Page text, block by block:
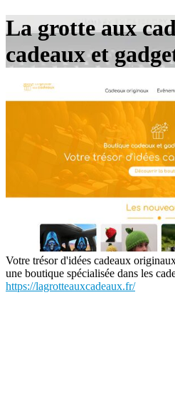
La grotte aux
cadeaux et
Votre trésor d'idées cadeaux
une boutique spécialisée dans les
https://lagrotteauxcadeaux.fr/